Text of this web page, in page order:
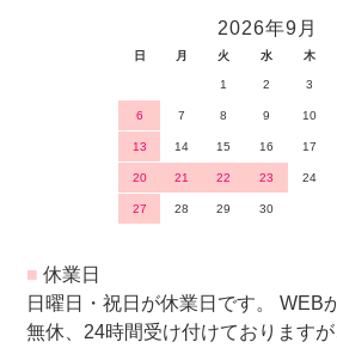
2026年9月
日 月 火 水 木
1 2 3
6 7 8 9 10
13 14 15 16 17
20 21 22 23 24
27 28 29 30
■ 休業日
日曜日・祝日が休業日です。 WEB
無休、24時間受け付けております